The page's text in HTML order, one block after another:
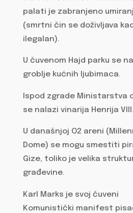
palati je zabranjeno
(smrtni čin se doživljava
ilegalan).
U čuvenom Hajd parku se
groblje kućnih ljubimaca.
Ispod zgrade Ministarstva
se nalazi vinarija Henrija VIII.
U današnjoj O2 areni
Dome) se mogu smestiti
Gize, toliko je velika
građevine.
Karl Marks je svoj čuveni
Komunistički manifest